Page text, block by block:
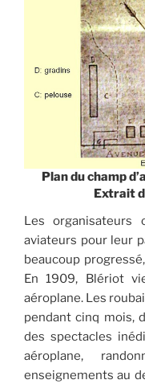
Plan du champ
Extrait
Les organisateurs
aviateurs pour leur
beaucoup
En 1909, Blériot
aéroplane. Les
pendant cinq mois,
des spectacles
aéroplane,
enseignements au